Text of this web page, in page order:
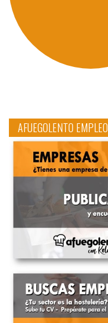
AFUEGOLENTO EMPLEO